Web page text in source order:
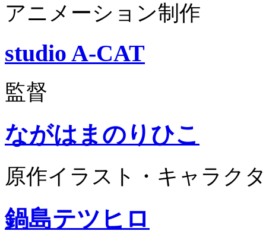
アニメーション制作
studio A-CAT
監督
ながはまのりひこ
原作イラスト・キャラク
鍋島テツヒロ